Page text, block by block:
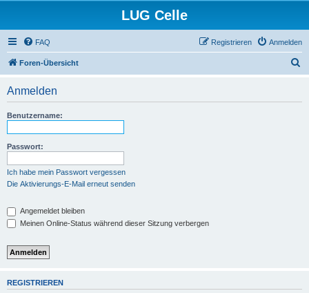
LUG Celle
FAQ Anmelden
Registrieren
Foren-Übersicht
Anmelden
Benutzername:
Passwort:
Ich habe mein Passwort vergessen
Die Aktivierungs-E-Mail erneut senden
Angemeldet bleiben
Meinen Online-Status während dieser Sitzung verbergen
REGISTRIEREN